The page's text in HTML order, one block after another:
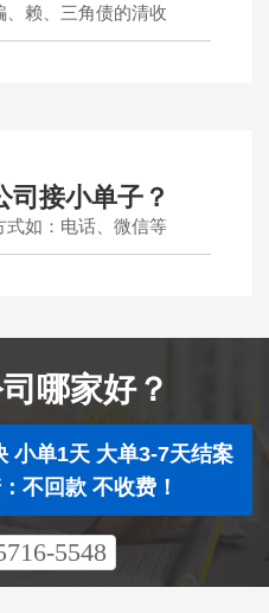
、赖、三角债的清收
司接小单子？
式如：电话、微信等
哪家好？
小单1天 大单3-7天结案
不回款 不收费！
5548